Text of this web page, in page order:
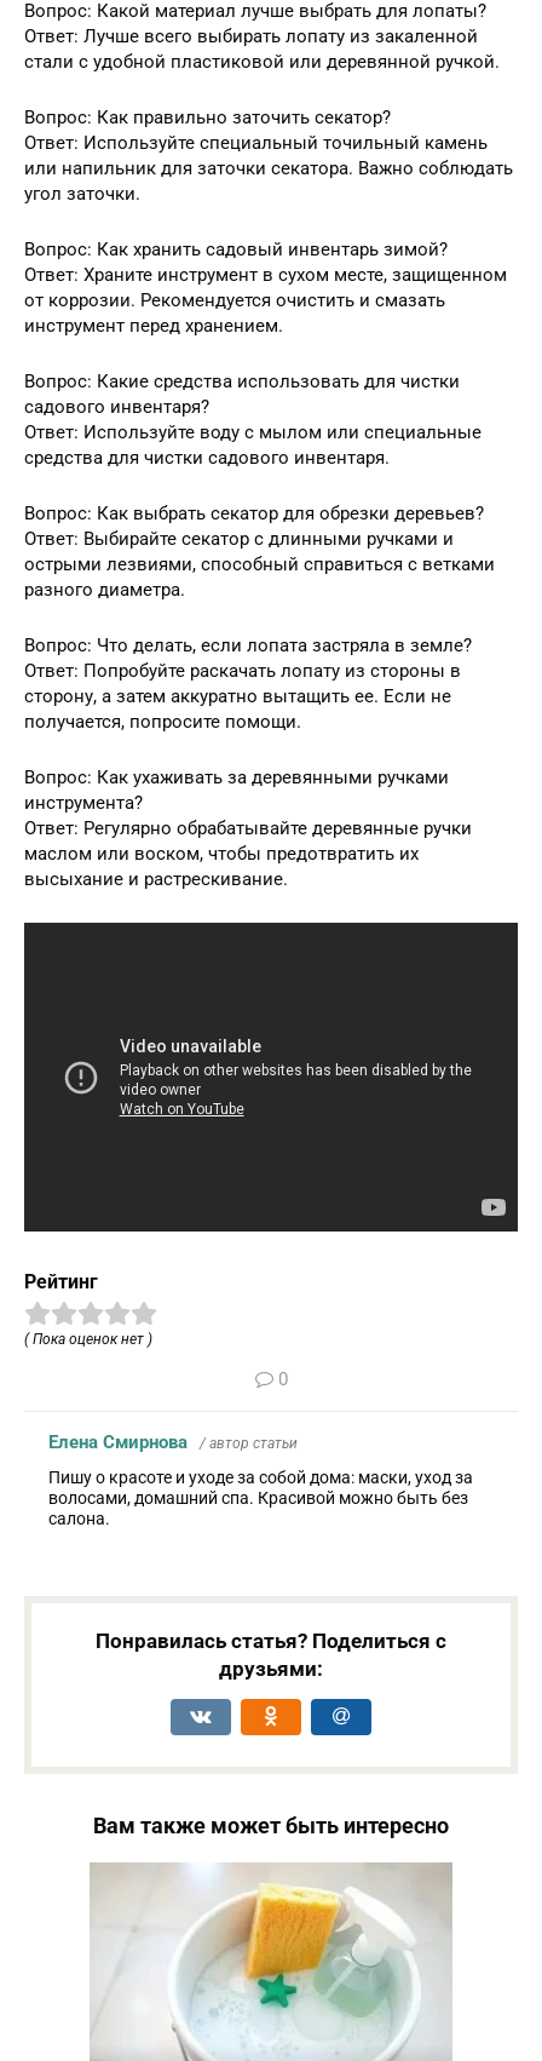
Вопрос: Какой материал лучше выбрать для лопаты?
Ответ: Лучше всего выбирать лопату из закаленной
стали с удобной пластиковой или деревянной ручкой.
Вопрос: Как правильно заточить секатор?
Ответ: Используйте специальный точильный камень
или напильник для заточки секатора. Важно соблюдать
угол заточки.
Вопрос: Как хранить садовый инвентарь зимой?
Ответ: Храните инструмент в сухом месте, защищенном
от коррозии. Рекомендуется очистить и смазать
инструмент перед хранением.
Вопрос: Какие средства использовать для чистки
садового инвентаря?
Ответ: Используйте воду с мылом или специальные
средства для чистки садового инвентаря.
Вопрос: Как выбрать секатор для обрезки деревьев?
Ответ: Выбирайте секатор с длинными ручками и
острыми лезвиями, способный справиться с ветками
разного диаметра.
Вопрос: Что делать, если лопата застряла в земле?
Ответ: Попробуйте раскачать лопату из стороны в
сторону, а затем аккуратно вытащить ее. Если не
получается, попросите помощи.
Вопрос: Как ухаживать за деревянными ручками
инструмента?
Ответ: Регулярно обрабатывайте деревянные ручки
маслом или воском, чтобы предотвратить их
высыхание и растрескивание.
Рейтинг
( Пока оценок нет )
0
Елена Смирнова / автор статьи
Пишу о красоте и уходе за собой дома: маски, уход за
волосами, домашний спа. Красивой можно быть без
салона.
Понравилась статья? Поделиться с
друзьями:
Вам также может быть интересно